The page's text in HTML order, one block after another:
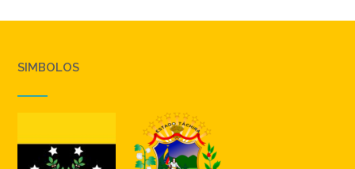
SIMBOLOS